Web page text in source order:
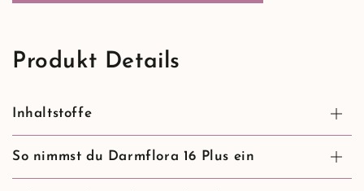
Produkt Details
Inhaltstoffe
So nimmst du Darmflora 16 Plus ein